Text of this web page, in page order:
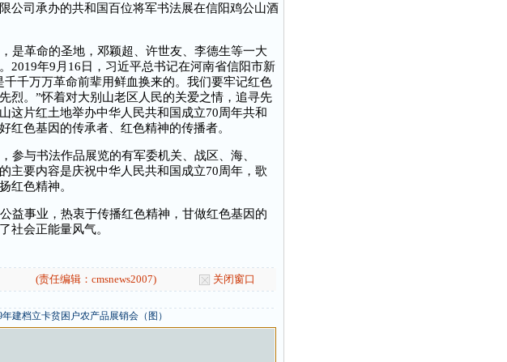
公司承办的共和国百位将军书法展在信阳鸡公山酒
革命的圣地，邓颖超、许世友、李德生等一大
2019年9月16日，习近平总书记在河南省信阳市新
千万万革命前辈用鲜血换来的。我们要牢记红色
烈。”怀着对大别山老区人民的关爱之情，追寻先
这片红土地举办中华人民共和国成立70周年共和
红色基因的传承者、红色精神的传播者。
与书法作品展览的有军委机关、战区、海、
主要内容是庆祝中华人民共和国成立70周年，歌
红色精神。
事业，热衷于传播红色精神，甘做红色基因的
社会正能量风气。
(责任编辑：cmsnews2007) 关闭窗口
建档立卡贫困户农产品展销会（图）